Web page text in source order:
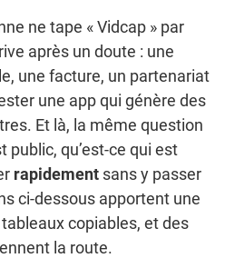
ne tape « Vidcap » par
après un doute : une
une facture, un partenariat
une app qui génère des
Et là, la même question
public, qu’est-ce qui est
rapidement sans y passer
ci-dessous apportent une
copiables, et des
la route.